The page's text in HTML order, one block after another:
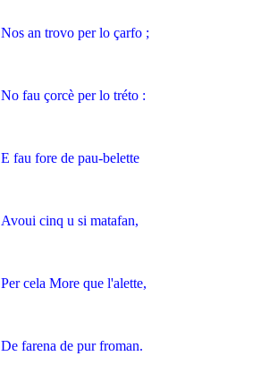
Nos an trovo per lo çarfo ;
No fau çorcè per lo tréto :
E fau fore de pau-belette
Avoui cinq u si matafan,
Per cela More que l'alette,
De farena de pur froman.